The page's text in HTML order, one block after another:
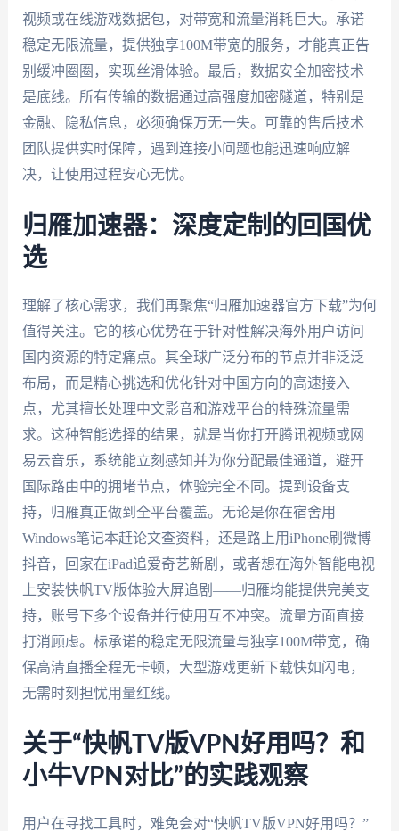
视频或在线游戏数据包，对带宽和流量消耗巨大。承诺
稳定无限流量，提供独享100M带宽的服务，才能真正告
别缓冲圈圈，实现丝滑体验。最后，数据安全加密技术
是底线。所有传输的数据通过高强度加密隧道，特别是
金融、隐私信息，必须确保万无一失。可靠的售后技术
团队提供实时保障，遇到连接小问题也能迅速响应解
决，让使用过程安心无忧。
归雁加速器：深度定制的回国优
选
理解了核心需求，我们再聚焦“归雁加速器官方下载”为何
值得关注。它的核心优势在于针对性解决海外用户访问
国内资源的特定痛点。其全球广泛分布的节点并非泛泛
布局，而是精心挑选和优化针对中国方向的高速接入
点，尤其擅长处理中文影音和游戏平台的特殊流量需
求。这种智能选择的结果，就是当你打开腾讯视频或网
易云音乐，系统能立刻感知并为你分配最佳通道，避开
国际路由中的拥堵节点，体验完全不同。提到设备支
持，归雁真正做到全平台覆盖。无论是你在宿舍用
Windows笔记本赶论文查资料，还是路上用iPhone刷微博
抖音，回家在iPad追爱奇艺新剧，或者想在海外智能电视
上安装快帆TV版体验大屏追剧——归雁均能提供完美支
持，账号下多个设备并行使用互不冲突。流量方面直接
打消顾虑。标承诺的稳定无限流量与独享100M带宽，确
保高清直播全程无卡顿，大型游戏更新下载快如闪电，
无需时刻担忧用量红线。
关于“快帆TV版VPN好用吗？和
小牛VPN对比”的实践观察
用户在寻找工具时，难免会对“快帆TV版VPN好用吗？”